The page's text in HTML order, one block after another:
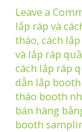
Leave a
lắp ráp và
tháo,cách
và lắp ráp
cách lắp ráp
dẫn lắp
tháo booth
bán hàng
booth